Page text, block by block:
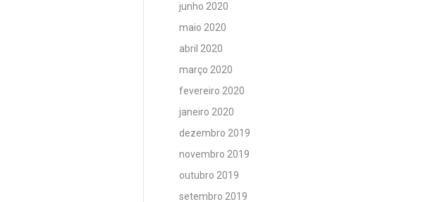
junho 2020
maio 2020
abril 2020
março 2020
fevereiro 2020
janeiro 2020
dezembro 2019
novembro 2019
outubro 2019
setembro 2019